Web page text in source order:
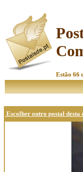
Estão 66
Escolher outro postal desta